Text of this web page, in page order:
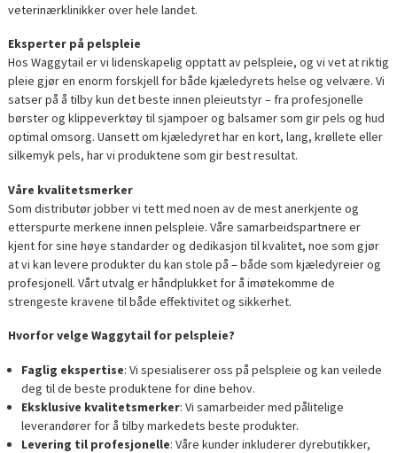
veterinærklinikker over hele landet.
Eksperter på pelspleie
Hos Waggytail er vi lidenskapelig opptatt av pelspleie, og vi vet at riktig
pleie gjør en enorm forskjell for både kjæledyrets helse og velvære. Vi
satser på å tilby kun det beste innen pleieutstyr – fra profesjonelle
børster og klippeverktøy til sjampoer og balsamer som gir pels og hud
optimal omsorg. Uansett om kjæledyret har en kort, lang, krøllete eller
silkemyk pels, har vi produktene som gir best resultat.
Våre kvalitetsmerker
Som distributør jobber vi tett med noen av de mest anerkjente og
etterspurte merkene innen pelspleie. Våre samarbeidspartnere er
kjent for sine høye standarder og dedikasjon til kvalitet, noe som gjør
at vi kan levere produkter du kan stole på – både som kjæledyreier og
profesjonell. Vårt utvalg er håndplukket for å imøtekomme de
strengeste kravene til både effektivitet og sikkerhet.
Hvorfor velge Waggytail for pelspleie?
Faglig ekspertise: Vi spesialiserer oss på pelspleie og kan veilede
deg til de beste produktene for dine behov.
Eksklusive kvalitetsmerker: Vi samarbeider med pålitelige
leverandører for å tilby markedets beste produkter.
Levering til profesjonelle: Våre kunder inkluderer dyrebutikker,